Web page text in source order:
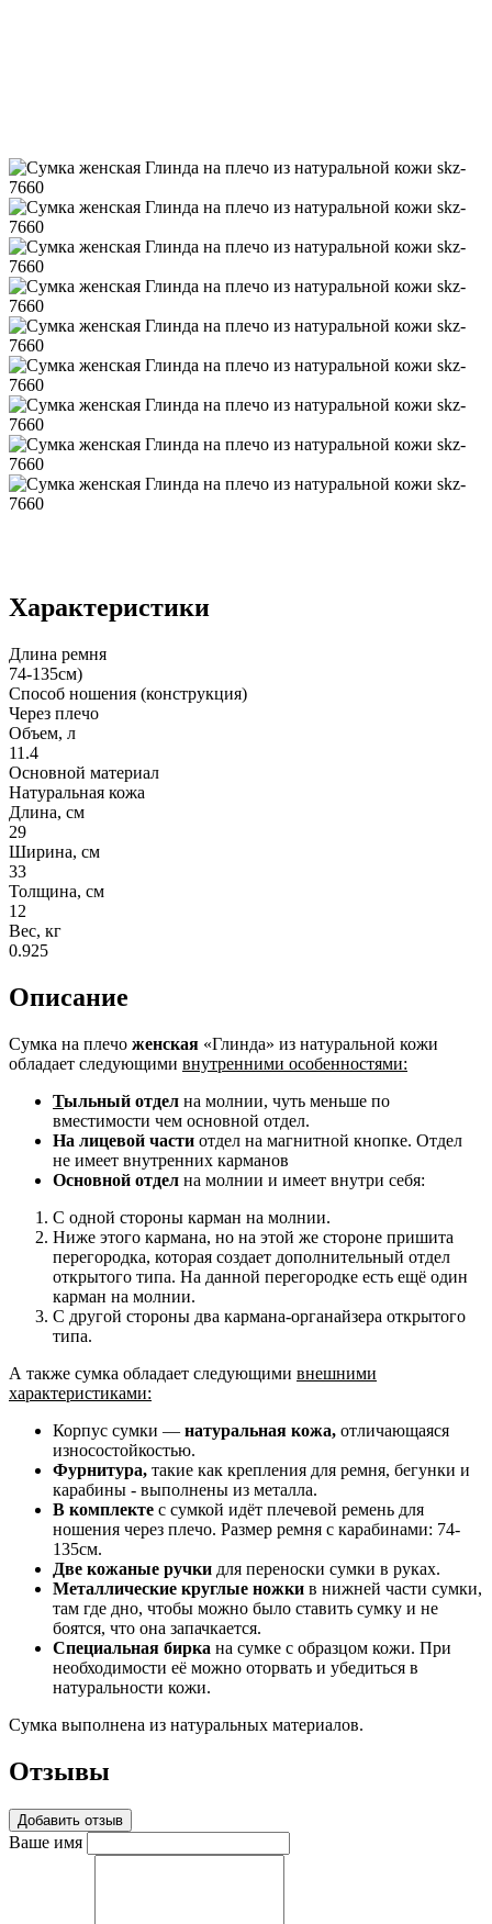
Характеристики
Длина ремня
74-135см)
Способ ношения (конструкция)
Через плечо
Объем, л
11.4
Основной материал
Натуральная кожа
Длина, см
29
Ширина, см
33
Толщина, см
12
Вес, кг
0.925
Описание
Сумка на плечо женская «Глинда» из натуральной кожи
обладает следующими внутренними особенностями:
Тыльный отдел на молнии, чуть меньше по
вместимости чем основной отдел.
На лицевой части отдел на магнитной кнопке. Отдел
не имеет внутренних карманов
Основной отдел на молнии и имеет внутри себя:
С одной стороны карман на молнии.
Ниже этого кармана, но на этой же стороне пришита
перегородка, которая создает дополнительный отдел
открытого типа. На данной перегородке есть ещё один
карман на молнии.
С другой стороны два кармана-органайзера открытого
типа.
А также сумка обладает следующими внешними
характеристиками:
Корпус сумки — натуральная кожа, отличающаяся
износостойкостью.
Фурнитура, такие как крепления для ремня, бегунки и
карабины - выполнены из металла.
В комплекте с сумкой идёт плечевой ремень для
ношения через плечо. Размер ремня с карабинами: 74-
135см.
Две кожаные ручки для переноски сумки в руках.
Металлические круглые ножки в нижней части сумки,
там где дно, чтобы можно было ставить сумку и не
боятся, что она запачкается.
Специальная бирка на сумке с образцом кожи. При
необходимости её можно оторвать и убедиться в
натуральности кожи.
Сумка выполнена из натуральных материалов.
Отзывы
Добавить отзыв
Ваше имя